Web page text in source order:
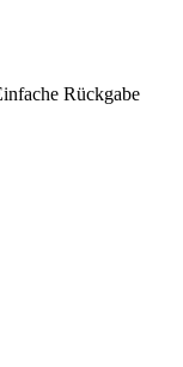
Rückgabe